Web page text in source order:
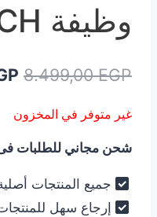
وظيفة BOSCH
8.499,00EGP
هو:
غير متوفر في المخزون
شحن مجاني للطلبات فى
جميع المنتجات أصلية 100% - فرز أول
إرجاع سهل للمنتجات في